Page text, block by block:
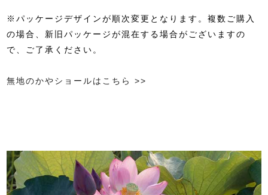
※パッケージデザインが順次変更となります。複数ご購入
の場合、新旧パッケージが混在する場合がございますの
で、ご了承ください。
無地のかやショールはこちら >>